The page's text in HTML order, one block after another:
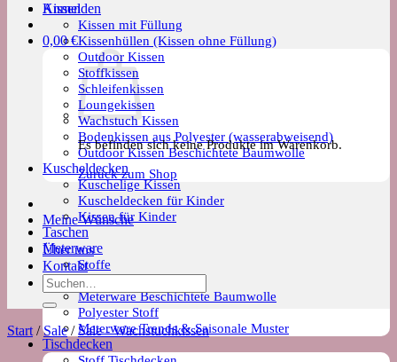
Kissen
Kissen mit Füllung
Kissenhüllen (Kissen ohne Füllung)
Outdoor Kissen
Stoffkissen
Schleifenkissen
Loungekissen
Wachstuch Kissen
Bodenkissen aus Polyester (wasserabweisend)
Outdoor Kissen Beschichtete Baumwolle
Kuscheldecken
Kuschelige Kissen
Kuscheldecken für Kinder
Kissen für Kinder
Taschen
Meterware
Stoffe
Wachstuch Stoff
Meterware Beschichtete Baumwolle
Polyester Stoff
Meterware Trends & Saisonale Muster
Tischdecken
Anmelden
0,00€
Es befinden sich keine Produkte im Warenkorb.
Zurück zum Shop
Meine Wünsche
Über uns
Kontakt
Suchen
nach:
Start / Sale / Sale - Wachstuchkissen